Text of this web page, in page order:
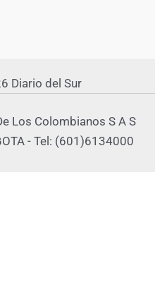
Diario del Sur
Los Colombianos S A S
- Tel: (601)6134000